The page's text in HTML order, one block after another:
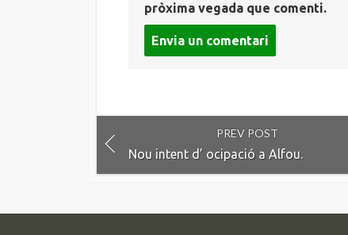
pròxima vegada que comenti.
PREV POST
Nou intent d’ ocipació a Alfou.